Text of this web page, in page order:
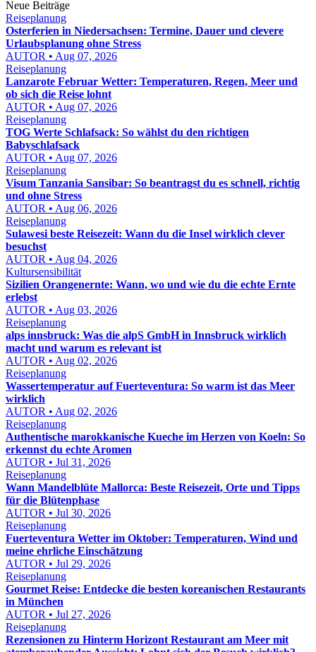
Neue Beiträge
Reiseplanung
Osterferien in Niedersachsen: Termine, Dauer und clevere
Urlaubsplanung ohne Stress
AUTOR • Aug 07, 2026
Reiseplanung
Lanzarote Februar Wetter: Temperaturen, Regen, Meer und
ob sich die Reise lohnt
AUTOR • Aug 07, 2026
Reiseplanung
TOG Werte Schlafsack: So wählst du den richtigen
Babyschlafsack
AUTOR • Aug 07, 2026
Reiseplanung
Visum Tanzania Sansibar: So beantragst du es schnell, richtig
und ohne Stress
AUTOR • Aug 06, 2026
Reiseplanung
Sulawesi beste Reisezeit: Wann du die Insel wirklich clever
besuchst
AUTOR • Aug 04, 2026
Kultursensibilität
Sizilien Orangenernte: Wann, wo und wie du die echte Ernte
erlebst
AUTOR • Aug 03, 2026
Reiseplanung
alps innsbruck: Was die alpS GmbH in Innsbruck wirklich
macht und warum es relevant ist
AUTOR • Aug 02, 2026
Reiseplanung
Wassertemperatur auf Fuerteventura: So warm ist das Meer
wirklich
AUTOR • Aug 02, 2026
Reiseplanung
Authentische marokkanische Kueche im Herzen von Koeln: So
erkennst du echte Aromen
AUTOR • Jul 31, 2026
Reiseplanung
Wann Mandelblüte Mallorca: Beste Reisezeit, Orte und Tipps
für die Blütenphase
AUTOR • Jul 30, 2026
Reiseplanung
Fuerteventura Wetter im Oktober: Temperaturen, Wind und
meine ehrliche Einschätzung
AUTOR • Jul 29, 2026
Reiseplanung
Gourmet Reise: Entdecke die besten koreanischen Restaurants
in München
AUTOR • Jul 27, 2026
Reiseplanung
Rezensionen zu Hinterm Horizont Restaurant am Meer mit